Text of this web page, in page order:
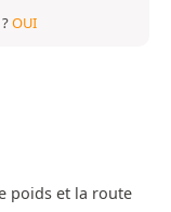
OUI
poids et la route